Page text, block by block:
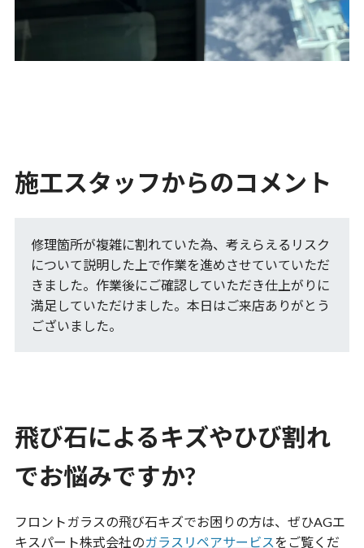
施工スタッフからのコメント
修理箇所が複雑に割れていた為、考えらえるリスク
について説明した上で作業を進めさせていていただ
きました。作業後にご確認していただき仕上がりに
満足していただけました。本日はご来店ありがとう
ございました。
飛び石によるキズやひび割れ
でお悩みですか?
フロントガラスの飛び石キズでお困りの方は、ぜひAGエ
キスパート株式会社のガラスリペアサービスをご覧くだ